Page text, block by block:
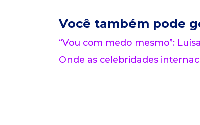
Você também pode
“Vou com medo mesmo”:
Onde as celebridades